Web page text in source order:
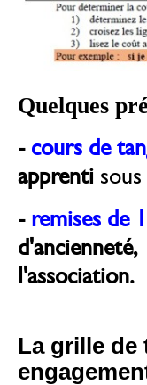
Quelques
- cours de
apprenti
- remises de
l'association.
La grille de